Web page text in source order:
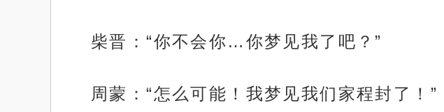
柴晋：“你不会你…你梦见我了吧？”
周蒙：“怎么可能！我梦见我们家程封了！”